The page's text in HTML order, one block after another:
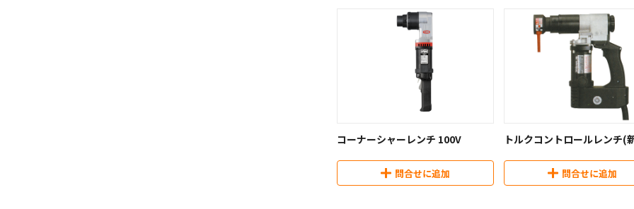
コーナーシャーレンチ 100V
問合せに追加
トルクコントロールレンチ(
問合せに追加